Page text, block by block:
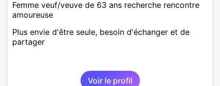
Femme veuf/veuve de 63 ans recherche rencontre
amoureuse
Plus envie d'être seule, besoin d'échanger et de
partager
Voir le profil